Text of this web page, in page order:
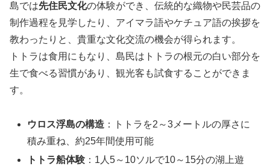
島では先住民文化の体験ができ、伝統的な織物や民芸品の
制作過程を見学したり、アイマラ語やケチュア語の挨拶を
教わったりと、貴重な文化交流の機会が得られます。
トトラは食用にもなり、島民はトトラの根元の白い部分を
生で食べる習慣があり、観光客も試食することができま
す。
ウロス浮島の構造 ：トトラを2～3メートルの厚さに
積み重ね、約25年間使用可能
トトラ船体験 ：1人5～10ソルで10～15分の湖上遊